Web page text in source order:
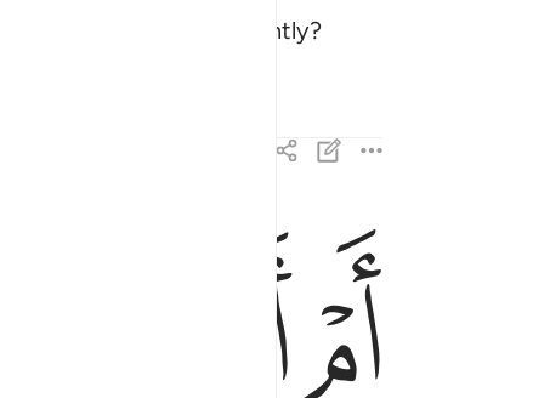
up as it quakes violently?
ام امنتم من في السماء ان يرسل عليكم حاصبا
أَمْ أَمِنتُم مَّن فِى ٱلسَّمَآءِ أَن يُرْسِلَ عَلَيْكُمْ حَاصِبًۭا
ﱰﱱ